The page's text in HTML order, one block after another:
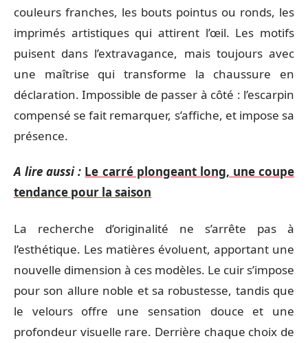
couleurs franches, les bouts pointus ou ronds, les
imprimés artistiques qui attirent l’œil. Les motifs
puisent dans l’extravagance, mais toujours avec
une maîtrise qui transforme la chaussure en
déclaration. Impossible de passer à côté : l’escarpin
compensé se fait remarquer, s’affiche, et impose sa
présence.
A lire aussi : Le carré plongeant long, une coupe
tendance pour la saison
La recherche d’originalité ne s’arrête pas à
l’esthétique. Les matières évoluent, apportant une
nouvelle dimension à ces modèles. Le cuir s’impose
pour son allure noble et sa robustesse, tandis que
le velours offre une sensation douce et une
profondeur visuelle rare. Derrière chaque choix de